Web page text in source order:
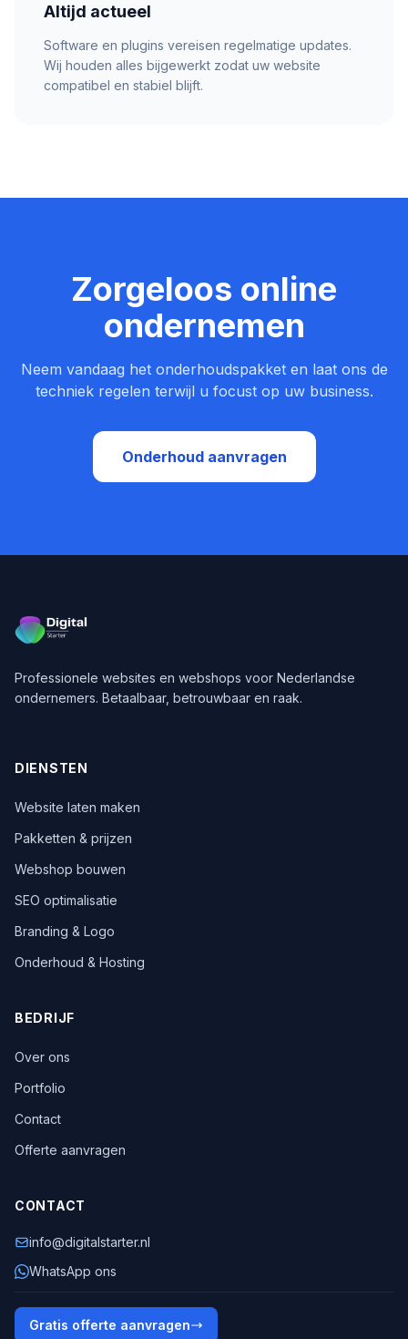
Altijd actueel
Software en plugins vereisen regelmatige updates.
Wij houden alles bijgewerkt zodat uw website
compatibel en stabiel blijft.
Zorgeloos online
ondernemen
Neem vandaag het onderhoudspakket en laat ons de
techniek regelen terwijl u focust op uw business.
Onderhoud aanvragen
Professionele websites en webshops voor Nederlandse
ondernemers. Betaalbaar, betrouwbaar en raak.
DIENSTEN
Website laten maken
Pakketten & prijzen
Webshop bouwen
SEO optimalisatie
Branding & Logo
Onderhoud & Hosting
BEDRIJF
Over ons
Portfolio
Contact
Offerte aanvragen
CONTACT
info@digitalstarter.nl
WhatsApp ons
Gratis offerte aanvragen